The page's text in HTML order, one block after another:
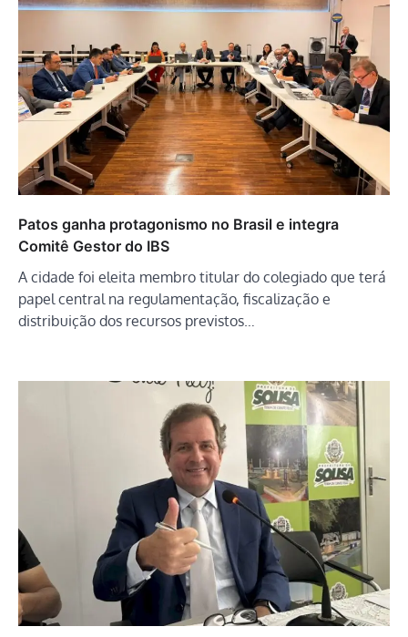
Patos ganha protagonismo no Brasil e integra
Comitê Gestor do IBS
A cidade foi eleita membro titular do colegiado que terá
papel central na regulamentação, fiscalização e
distribuição dos recursos previstos…